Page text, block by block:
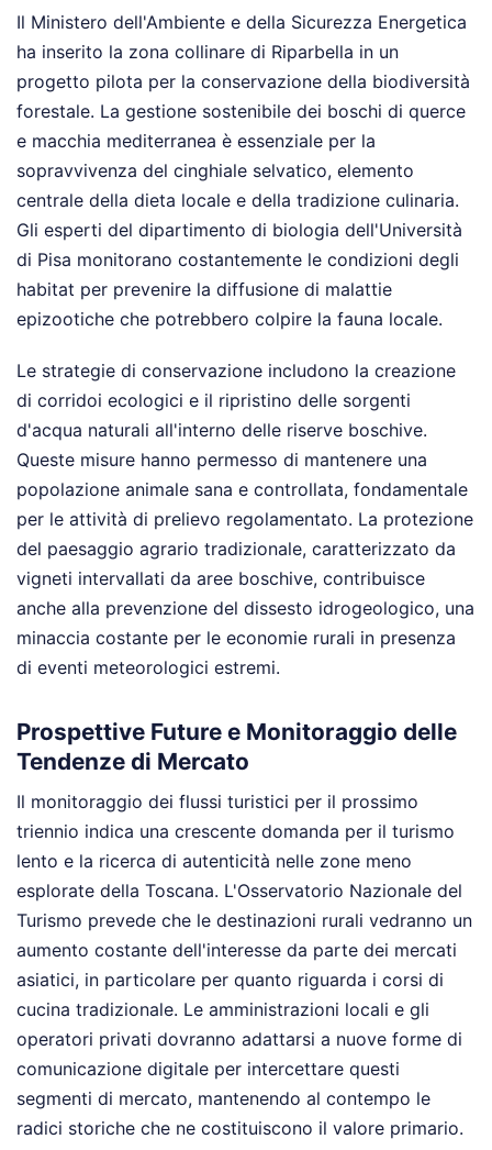
Il Ministero dell'Ambiente e della Sicurezza Energetica
ha inserito la zona collinare di Riparbella in un
progetto pilota per la conservazione della biodiversità
forestale. La gestione sostenibile dei boschi di querce
e macchia mediterranea è essenziale per la
sopravvivenza del cinghiale selvatico, elemento
centrale della dieta locale e della tradizione culinaria.
Gli esperti del dipartimento di biologia dell'Università
di Pisa monitorano costantemente le condizioni degli
habitat per prevenire la diffusione di malattie
epizootiche che potrebbero colpire la fauna locale.
Le strategie di conservazione includono la creazione
di corridoi ecologici e il ripristino delle sorgenti
d'acqua naturali all'interno delle riserve boschive.
Queste misure hanno permesso di mantenere una
popolazione animale sana e controllata, fondamentale
per le attività di prelievo regolamentato. La protezione
del paesaggio agrario tradizionale, caratterizzato da
vigneti intervallati da aree boschive, contribuisce
anche alla prevenzione del dissesto idrogeologico, una
minaccia costante per le economie rurali in presenza
di eventi meteorologici estremi.
Prospettive Future e Monitoraggio delle
Tendenze di Mercato
Il monitoraggio dei flussi turistici per il prossimo
triennio indica una crescente domanda per il turismo
lento e la ricerca di autenticità nelle zone meno
esplorate della Toscana. L'Osservatorio Nazionale del
Turismo prevede che le destinazioni rurali vedranno un
aumento costante dell'interesse da parte dei mercati
asiatici, in particolare per quanto riguarda i corsi di
cucina tradizionale. Le amministrazioni locali e gli
operatori privati dovranno adattarsi a nuove forme di
comunicazione digitale per intercettare questi
segmenti di mercato, mantenendo al contempo le
radici storiche che ne costituiscono il valore primario.